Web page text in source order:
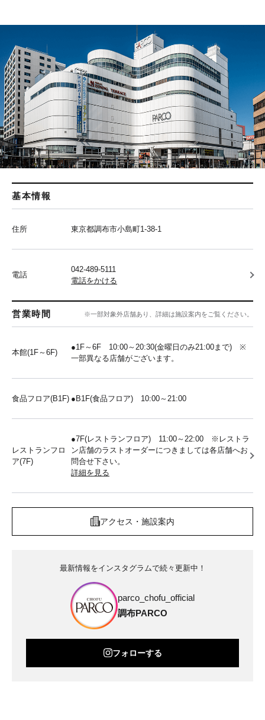
基本情報
住所 東京都調布市小島町1-38-1
電話
042-489-5111
電話をかける
営業時間 ※一部対象外店舗あり、詳細は施設案内をご覧ください。
本館(1F～6F)
●1F～6F 10:00～20:30(金曜日のみ21:00まで) ※
一部異なる店舗がございます。
食品フロア(B1F) ●B1F(食品フロア) 10:00～21:00
レストランフロ
ア(7F)
●7F(レストランフロア) 11:00～22:00 ※レストラ
ン店舗のラストオーダーにつきましては各店舗へお
問合せ下さい。
詳細を見る
アクセス・施設案内
最新情報をインスタグラムで続々更新中！
parco_chofu_official
調布PARCO
フォローする